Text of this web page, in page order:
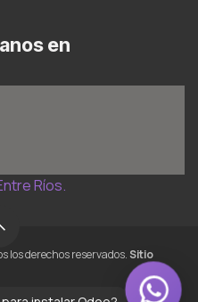
en
Ríos.
los derechos reservados.Sitio